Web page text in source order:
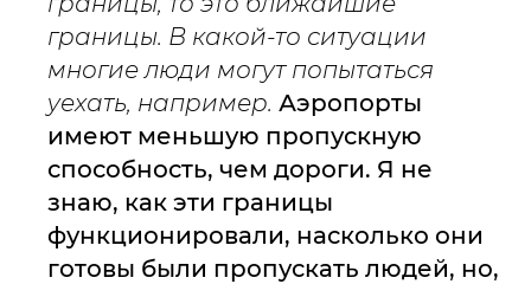
границы. В какой-то ситуации
многие люди могут попытаться
уехать, например. Аэропорты
имеют меньшую пропускную
способность, чем дороги. Я не
знаю, как эти границы
функционировали, насколько они
готовы были пропускать людей, но,